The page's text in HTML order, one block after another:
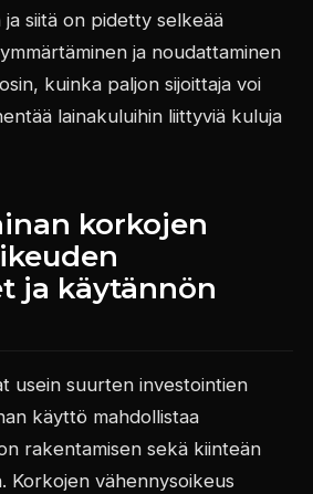
siitä on pidetty selkeää
ja noudattaminen
kuinka paljon sijoittaja voi
lainakuluihin liittyviä kuluja
korkojen
ja käytännön
usein suurten investointien
käyttö mahdollistaa
rakentamisen sekä kiinteän
Korkojen vähennysoikeus